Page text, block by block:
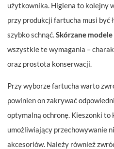
użytkownika. Higiena to kolejny
przy produkcji fartucha musi być
szybko schnąć.Skórzane
wszystkie te wymagania –
oraz prostota konserwacji.
Przy wyborze fartucha warto
powinien on zakrywać
optymalną ochronę. Kieszonki
umożliwiający przechowywanie
akcesoriów. Należy również